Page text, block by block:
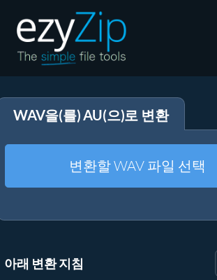
압축 해제
기타 도구
WAV을(를) AU(으)로 변환
변환할 WAV 파일 선택
아래 변환 지침